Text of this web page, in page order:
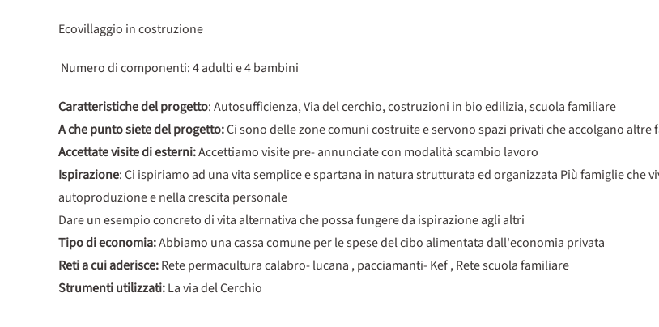
Ecovillaggio in costruzione
Numero di componenti: 4 adulti e 4 bambini
Caratteristiche del progetto: Autosufficienza, Via del cerchio, costruzioni in bio edilizia, scuola familiare
A che punto siete del progetto:Ci sono delle zone comuni costruite e servono spazi privati che accolgano altre
Accettate visite di esterni:Accettiamo visite pre- annunciate con modalità scambio lavoro
Ispirazione: Ci ispiriamo ad una vita semplice e spartana in natura strutturata ed organizzata Più famiglie
autoproduzione e nella crescita personale
Dare un esempio concreto di vita alternativa che possa fungere da ispirazione agli altri
Tipo di economia:Abbiamo una cassa comune per le spese del cibo alimentata dall'economia privata
Reti a cui aderisce:Rete permacultura calabro- lucana , pacciamanti- Kef , Rete scuola familiare
Strumenti utilizzati:La via del Cerchio